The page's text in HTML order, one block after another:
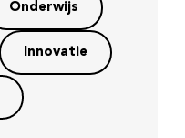
Onderwijs
Innovatie